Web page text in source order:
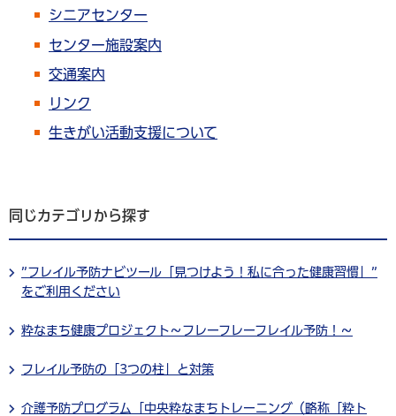
シニアセンター
センター施設案内
交通案内
リンク
生きがい活動支援について
同じカテゴリから探す
”フレイル予防ナビツール「見つけよう！私に合った健康習慣」”
をご利用ください
粋なまち健康プロジェクト～フレーフレーフレイル予防！～
フレイル予防の「3つの柱」と対策
介護予防プログラム「中央粋なまちトレーニング（略称「粋ト